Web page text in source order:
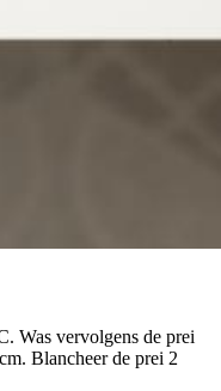
Was vervolgens de prei
Blancheer de prei 2